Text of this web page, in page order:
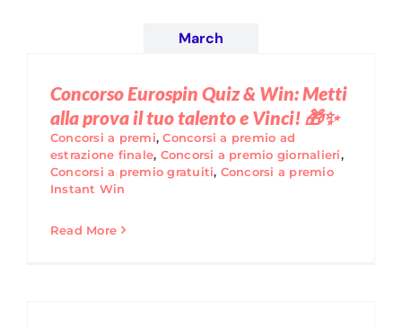
March
Concorso Eurospin Quiz & Win: Metti
alla prova il tuo talento e Vinci! 🎁✨
Concorsi a premi,Concorsi a premio ad
estrazione finale, Concorsi a premio giornalieri,
Concorsi a premio gratuiti, Concorsi a premio
Instant Win
Read More